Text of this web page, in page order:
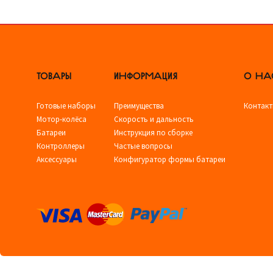
ТОВАРЫ
Готовые наборы
Мотор-колёса
Батареи
Контроллеры
Аксессуары
ИНФОРМАЦИЯ
Преимущества
Скорость и дальность
Инструкция по сборке
Частые вопросы
Конфигуратор формы батареи
О